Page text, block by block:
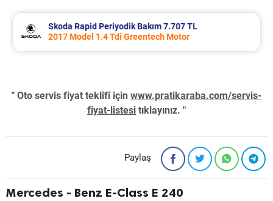
Skoda Rapid Periyodik Bakım 7.707 TL
2017 Model 1.4 Tdi Greentech Motor
" Oto servis fiyat teklifi için www.pratikaraba.com/servis-
fiyat-listesi tıklayınız. "
Paylaş
Mercedes - Benz E-Class E 240